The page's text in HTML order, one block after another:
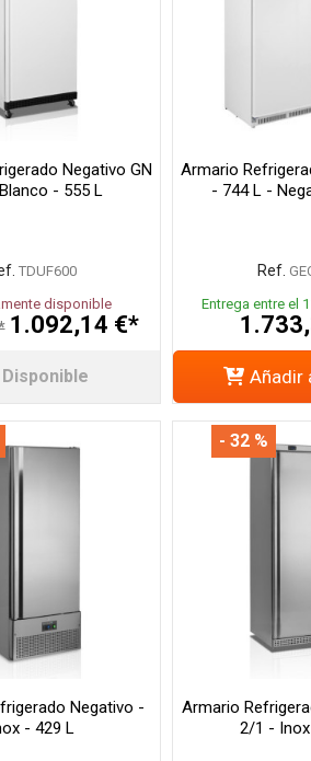
Negativo GN
- 555 L
TDUF600
disponible
1.092,14 €*
Disponible
Armario
- 744 L -
Ref.
Entrega entre el
Añadir
Negativo -
- 429 L
Armario
2/1 -
- 32 %